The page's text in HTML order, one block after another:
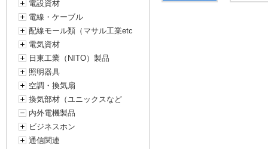
電設資材
電線・ケーブル
配線モール類（マサル工業etc
電気資材
日東工業（NITO）製品
照明器具
空調・換気扇
換気部材（ユニックスなど
内外電機製品
ビジネスホン
通信関連